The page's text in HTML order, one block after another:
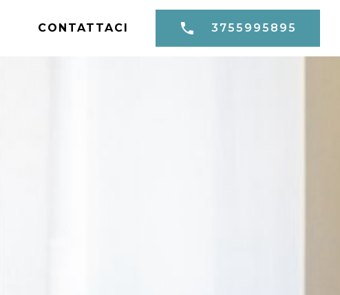
CONTATTACI 3755995895